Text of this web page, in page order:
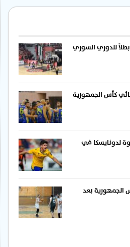
بطلاً للدوري السوري
كأس الجمهورية
لدونايسكا في
بعد